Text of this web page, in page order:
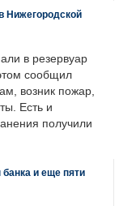
Нижегородской
в резервуар
сообщил
возник пожар,
Есть и
получили
банка и еще пяти